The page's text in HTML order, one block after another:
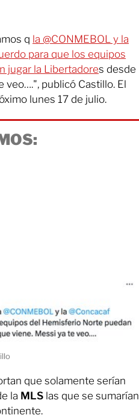
q la @CONMEBOL y la
para que los equipos
jugar la Libertadores desde
veo….", publicó Castillo. El
lunes 17 de julio.
que solamente serían
la MLS las que se sumarían